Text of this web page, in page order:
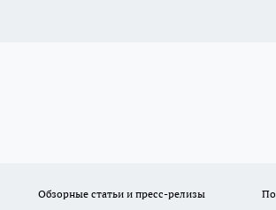
Обзорные статьи и пресс-релизы